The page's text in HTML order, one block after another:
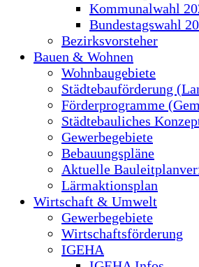
Kommunalwahl
Bundestagswahl
Bezirksvorsteher
Bauen & Wohnen
Wohnbaugebiete
Städtebauförderung
Förderprogramme
Städtebauliches
Gewerbegebiete
Bebauungspläne
Aktuelle
Lärmaktionsplan
Wirtschaft & Umwelt
Gewerbegebiete
Wirtschaftsförderung
IGEHA